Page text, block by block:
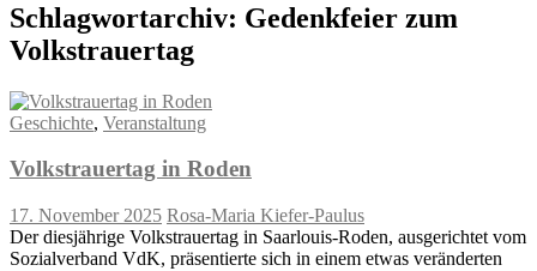
Schlagwortarchiv: Gedenkfeier zum
Volkstrauertag
Geschichte, Veranstaltung
Volkstrauertag in Roden
17. November 2025 Rosa-Maria Kiefer-Paulus
Der diesjährige Volkstrauertag in Saarlouis-Roden, ausgerichtet vom
Sozialverband VdK, präsentierte sich in einem etwas veränderten